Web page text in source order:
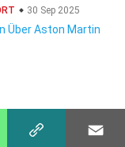
30 Sep 2025
Über Aston Martin